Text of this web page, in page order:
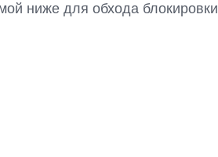
ниже для обхода блокировки